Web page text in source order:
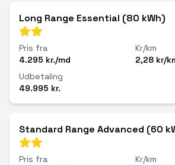
Long Range Essential (80 kWh)
Pris fra
4.295 kr./md
Kr/km
2,28 kr/
Udbetaling
49.995 kr.
Standard Range Advanced (60
Pris fra
Kr/km